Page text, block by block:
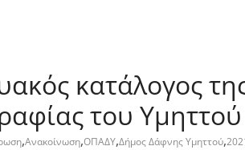
κατάλογος
του Υμηττού
,Ανακοίνωση,ΟΠΑΔΥ,Δήμος Δάφνης Υμηττού,